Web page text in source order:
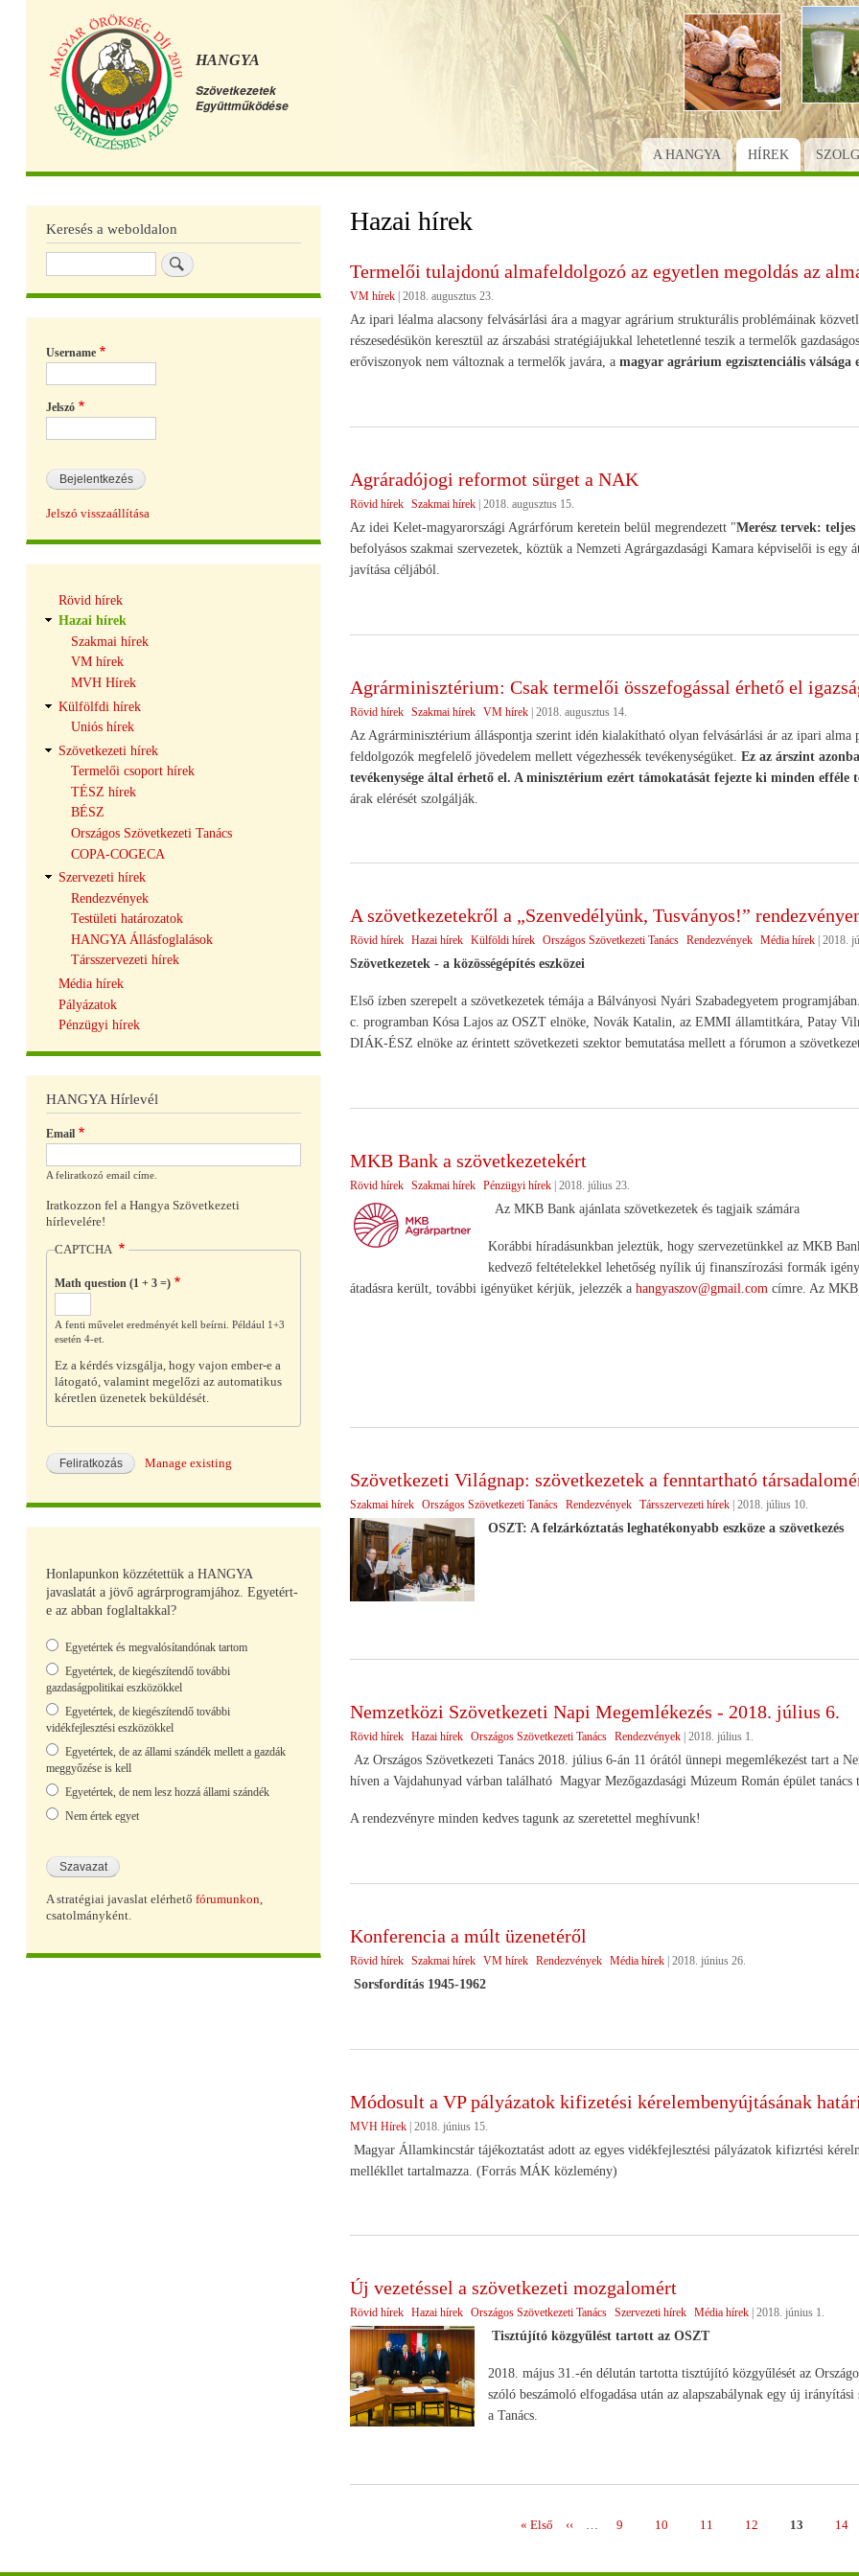
Ugrás
a
tartalomra
HANGYA
Szövetkezetek
Együttműködése
Főmenü
A HANGYA HÍREK
Hazai hírek
Termelői tulajdonú almafeldolgozó az egyetlen megoldás az
VM hírek 2018. augusztus 23.
Az ipari léalma alacsony felvásárlási ára a magyar agrárium strukturális problémáinak
részesedésükön keresztül az árszabási stratégiájukkal lehetetlenné teszik a termelők
erőviszonyok nem változnak a termelők javára, amagyar agrárium egzisztenciális válsága
Agráradójogi reformot sürget a NAK
Rövid hírek Szakmai hírek | 2018. augusztus 15.
Az idei Kelet-magyarországi Agrárfórum keretein belül megrendezett "Merész tervek:
befolyásos szakmai szervezetek, köztük a Nemzeti Agrárgazdasági Kamara képviselői is egy
javítása céljából.
Agrárminisztérium: Csak termelői összefogással érhető el
Rövid hírek Szakmai hírek VM hírek | 2018. augusztus 14.
Az Agrárminisztérium álláspontja szerint idén kialakítható olyan felvásárlási ár az ipari
feldolgozók megfelelő jövedelem mellett végezhessék tevékenységüket. Ez az árszint
tevékenysége által érhető el. A minisztérium ezért támokatását fejezte ki minden efféle
árak elérését szolgálják.
A szövetkezetekről a „Szenvedélyünk, Tusványos!”
Rövid hírek Hazai hírek Külföldi hírek Országos Szövetkezeti Tanács Rendezvények Média hírek 2018.
Szövetkezetek - a közösségépítés eszközei
Első ízben szerepelt a szövetkezetek témája a Bálványosi Nyári Szabadegyetem
c. programban Kósa Lajos az OSZT elnöke, Novák Katalin, az EMMI államtitkára, Patay
DIÁK-ÉSZ elnöke az érintett szövetkezeti szektor bemutatása mellett a fórumon a
MKB Bank a szövetkezetekért
Rövid hírek Szakmai hírek Pénzügyi hírek 2018. július 23.
Az MKB Bank ajánlata szövetkezetek és tagjaik számára
Korábbi híradásunkban jeleztük, hogy szervezetünkkel az MKB
kedvező feltételekkel lehetőség nyílik új finanszírozási formák
átadásra került, további igényüket kérjük, jelezzék a hangyaszov@gmail.com címre. Az MKB
Szövetkezeti Világnap: szövetkezetek a fenntartható
Szakmai hírek Országos Szövetkezeti Tanács Rendezvények Társszervezeti hírek 2018. július 10.
OSZT: A felzárkóztatás leghatékonyabb eszköze a szövetkezés
Nemzetközi Szövetkezeti Napi Megemlékezés - 2018. július 6.
Rövid hírek Hazai hírek Országos Szövetkezeti Tanács Rendezvények 2018. július 1.
Az Országos Szövetkezeti Tanács 2018. július 6-án 11 órától ünnepi megemlékezést tart a
híven a Vajdahunyad várban található Magyar Mezőgazdasági Múzeum Román épület tanács
A rendezvényre minden kedves tagunk az szeretettel meghívunk!
Konferencia a múlt üzenetéről
Rövid hírek Szakmai hírek VM hírek Rendezvények Média hírek | 2018. június 26.
Sorsfordítás 1945-1962
Módosult a VP pályázatok kifizetési kérelembenyújtásának
MVH Hírek | 2018. június 15.
Magyar Államkincstár tájékoztatást adott az egyes vidékfejlesztési pályázatok kifizrtési
mellékllet tartalmazza. (Forrás MÁK közlemény)
Új vezetéssel a szövetkezeti mozgalomért
Rövid hírek Hazai hírek Országos Szövetkezeti Tanács Szervezeti hírek Média hírek 2018. június 1.
Tisztújító közgyűlést tartott az OSZT
2018. május 31.-én délután tartotta tisztújító közgyűlését az
szóló beszámoló elfogadása után az alapszabálynak egy új
a Tanács.
Első
« Első
Előző
‹‹ … Page
9 Page
10 Page
11 Page
12 Page
13 Page
14
Keresés a weboldalon
Username
Jelszó
Jelszó visszaállítása
navigáció
Rövid hírek
Hazai hírek
Szakmai hírek
VM hírek
MVH Hírek
Külfölfdi hírek
Uniós hírek
Szövetkezeti hírek
Termelői csoport hírek
TÉSZ hírek
BÉSZ
Országos Szövetkezeti Tanács
COPA-COGECA
Szervezeti hírek
Rendezvények
Testületi határozatok
HANGYA Állásfoglalások
Társszervezeti hírek
Média hírek
Pályázatok
Pénzügyi hírek
HANGYA Hírlevél
Email
A feliratkozó email címe.
Iratkozzon fel a Hangya Szövetkezeti
hírlevelére!
CAPTCHA
Math question (1 + 3 =)
A fenti művelet eredményét kell beírni. Például 1+3
esetén 4-et.
Ez a kérdés vizsgálja, hogy vajon ember-e a
látogató, valamint megelőzi az automatikus
kéretlen üzenetek beküldését.
Manage existing
Honlapunkon közzétettük a HANGYA
javaslatát a jövő agrárprogramjához. Egyetért-
e az abban foglaltakkal?
Választások
Egyetértek és megvalósítandónak tartom
Egyetértek, de kiegészítendő további
gazdaságpolitikai eszközökkel
Egyetértek, de kiegészítendő további
vidékfejlesztési eszközökkel
Egyetértek, de az állami szándék mellett a gazdák
meggyőzése is kell
Egyetértek, de nem lesz hozzá állami szándék
Nem értek egyet
A stratégiai javaslat elérhető fórumunkon
csatolmányként.